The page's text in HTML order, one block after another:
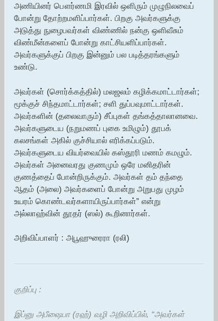
அணியினர் பௌர்ணமி இரவில் ஒளிரும் முழுநிலவைப்
போன்று தோற்றமளிப்பார்கள். பிறகு அவர்களுக்கு
அடுத்து நுழைபவர்கள் விண்ணில் நன்கு ஒளிவீசும்
விண்மீன்களைப் போன்று காட்சியளிப்பார்கள்.
அவர்களுக்குப் பிறகு இன்னும் பல படித்தரங்களும்
உண்டு.
அவர்கள் (சொர்க்கத்தில்) மலஜலம் கழிக்கமாட்டார்கள்;
மூக்குச் சிந்தமாட்டார்கள்; சளி துப்பவுமாட்டார்கள்.
அவர்களின் (தலைவாரும்) சீப்புகள் தங்கத்தாலானவை.
அவர்களுடைய (நறுமணப் புகை உமிழும்) தூபக்
கலசங்கள் அகில் குச்சியால் எரிக்கப்படும்.
அவர்களுடைய வியர்வையில் கஸ்தூரி மணம் கமழும்.
அவர்கள் அனைவரது குணமும் ஒரே மனிதரின்
குணத்தைப் போன்றிருக்கும். அவர்கள் தம் தந்தை
ஆதம் (அலை) அவர்களைப் போன்று அறுபது முழம்
உயரம் கொண்டவர்களாயிருப்பார்கள்” என்று
அல்லாஹ்வின் தூதர் (ஸல்) கூறினார்கள்.
அறிவிப்பாளர் : அபூஹுரைரா (ரலி)
குறிப்பு :
இப்னு அபீஷைபா (ரஹ்) வழி அறிவிப்பில், “அவர்கள்